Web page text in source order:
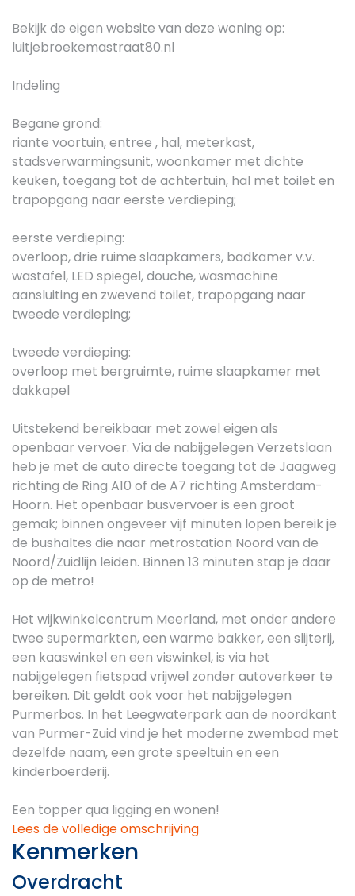
Bekijk de eigen website van deze woning op:
luitjebroekemastraat80.nl
Indeling
Begane grond:
riante voortuin, entree , hal, meterkast,
stadsverwarmingsunit, woonkamer met dichte
keuken, toegang tot de achtertuin, hal met toilet en
trapopgang naar eerste verdieping;
eerste verdieping:
overloop, drie ruime slaapkamers, badkamer v.v.
wastafel, LED spiegel, douche, wasmachine
aansluiting en zwevend toilet, trapopgang naar
tweede verdieping;
tweede verdieping:
overloop met bergruimte, ruime slaapkamer met
dakkapel
Uitstekend bereikbaar met zowel eigen als
openbaar vervoer. Via de nabijgelegen Verzetslaan
heb je met de auto directe toegang tot de Jaagweg
richting de Ring A10 of de A7 richting Amsterdam-
Hoorn. Het openbaar busvervoer is een groot
gemak; binnen ongeveer vijf minuten lopen bereik je
de bushaltes die naar metrostation Noord van de
Noord/Zuidlijn leiden. Binnen 13 minuten stap je daar
op de metro!
Het wijkwinkelcentrum Meerland, met onder andere
twee supermarkten, een warme bakker, een slijterij,
een kaaswinkel en een viswinkel, is via het
nabijgelegen fietspad vrijwel zonder autoverkeer te
bereiken. Dit geldt ook voor het nabijgelegen
Purmerbos. In het Leegwaterpark aan de noordkant
van Purmer-Zuid vind je het moderne zwembad met
dezelfde naam, een grote speeltuin en een
kinderboerderij.
Een topper qua ligging en wonen!
Lees de volledige omschrijving
Kenmerken
Overdracht